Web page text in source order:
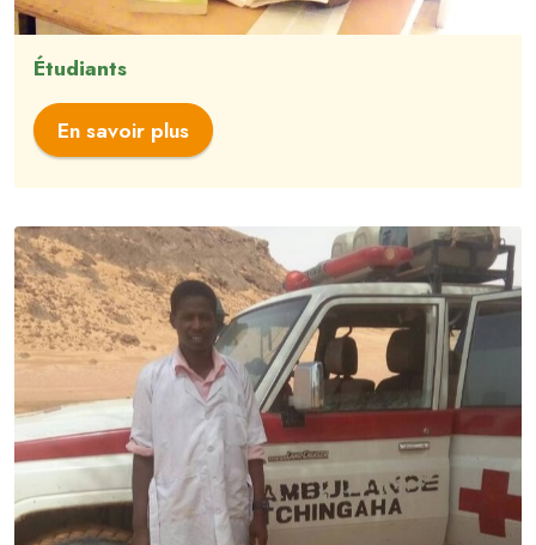
Étudiants
En savoir plus